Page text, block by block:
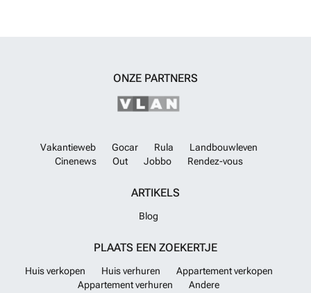
ONZE PARTNERS
Vakantieweb Gocar Rula
Landbouwleven
Cinenews
Out Jobbo Rendez-vous
ARTIKELS
Blog
PLAATS EEN ZOEKERTJE
Huis verkopen Huis verhuren
Appartement verkopen
Appartement verhuren
Andere